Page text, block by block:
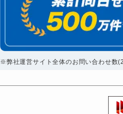
※弊社運営サイト全体のお問い合わせ数